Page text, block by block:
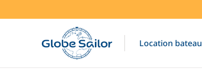
Location bateau